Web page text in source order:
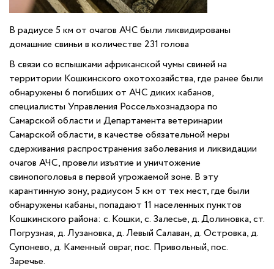
В радиусе 5 км от очагов АЧС были ликвидированы
домашние свиньи в количестве 231 голова
В связи со вспышками африканской чумы свиней на
территории Кошкинского охотохозяйства, где ранее были
обнаружены 6 погибших от АЧС диких кабанов,
специалисты Управления Россельхознадзора по
Самарской области и Департамента ветеринарии
Самарской области, в качестве обязательной меры
сдерживания распространения заболевания и ликвидации
очагов АЧС, провели изъятие и уничтожение
свинопоголовья в первой угрожаемой зоне. В эту
карантинную зону, радиусом 5 км от тех мест, где были
обнаружены кабаны, попадают 11 населенных пунктов
Кошкинского района: с. Кошки, с. Залесье, д. Долиновка, ст.
Погрузная, д. Лузановка, д. Левый Салаван, д. Островка, д.
Супонево, д. Каменный овраг, пос. Привольный, пос.
Заречье.